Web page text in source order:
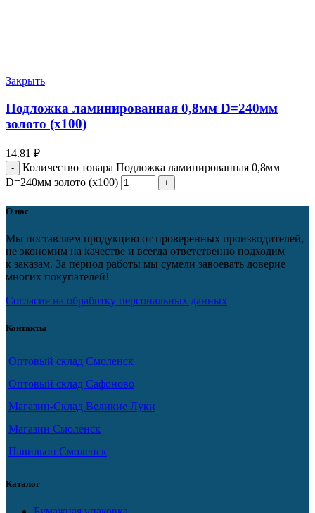
Закрыть
Подложка ламинированная 0,8мм D=240мм
золото (х100)
14.81 ₽
Количество товара Подложка ламинированная 0,8мм
D=240мм золото (х100)
О нас
Мы поставляем продукцию от проверенных производителей,
не экономим на качестве и всегда ответственно подходим
к заказам. За период работы мы сумели завоевать доверие
многих покупателей!
Согласие на обработку персональных данных
Контакты
Оптовый склад Смоленск
Оптовый склад Сафоново
Магазин-Склад Великие Луки
Магазин Смоленск
Павильон Смоленск
Каталог